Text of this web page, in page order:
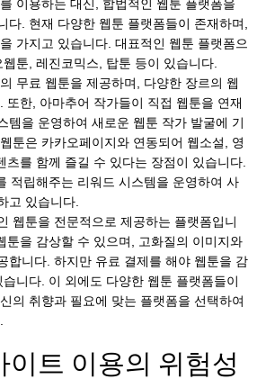
이용하는 대신, 합법적인 웹툰 플랫폼을
다. 현재 다양한 웹툰 플랫폼들이 존재하며,
가지고 있습니다. 대표적인 웹툰 플랫폼으
툰, 레진코믹스, 탑툰 등이 있습니다.
무료 웹툰을 제공하며, 다양한 장르의 웹
또한, 아마추어 작가들이 직접 웹툰을 연재
템을 운영하여 새로운 웹툰 작가 발굴에 기
툰은 카카오페이지와 연동되어 웹소설, 영
츠를 함께 즐길 수 있다는 장점이 있습니다.
적립해주는 리워드 시스템을 운영하여 사
고 있습니다.
웹툰을 전문적으로 제공하는 플랫폼입니
툰을 감상할 수 있으며, 고화질의 이미지와
합니다. 하지만 유료 결제를 해야 웹툰을 감
니다. 이 외에도 다양한 웹툰 플랫폼들이
의 취향과 필요에 맞는 플랫폼을 선택하여
이트 이용의 위험성